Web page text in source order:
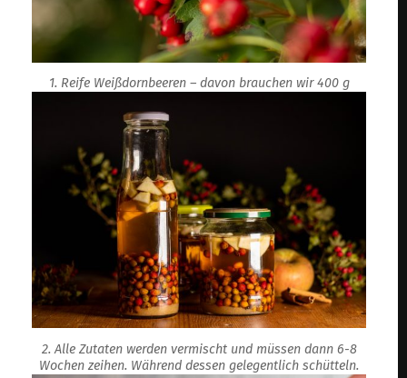
1. Reife Weißdornbeeren – davon brauchen wir 400 g
2. Alle Zutaten werden vermischt und müssen dann 6-8
Wochen zeihen. Während dessen gelegentlich schütteln.